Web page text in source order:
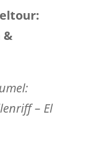
&
– El